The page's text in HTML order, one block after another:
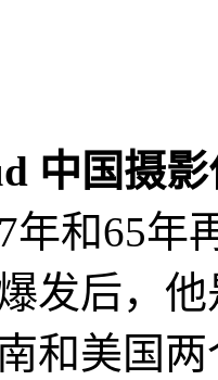
中国摄
年和65年
发后，
和美国